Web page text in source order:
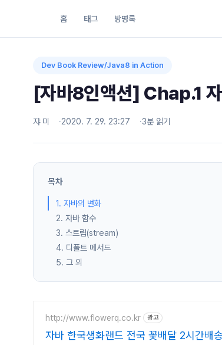
홈 태그 방명록
Dev Book Review/Java8 in Action
[자바8인액션] Chap.1
쟈 미 2020. 7. 29. 23:27 3분 읽기
목차
1. 자바의 변화
2. 자바 함수
3. 스트림(stream)
4. 디폴트 메서드
5. 그 외
http://www.flowerq.co.kr 광고
자바 한국생화랜드 전국 꽃배달 2시간배송